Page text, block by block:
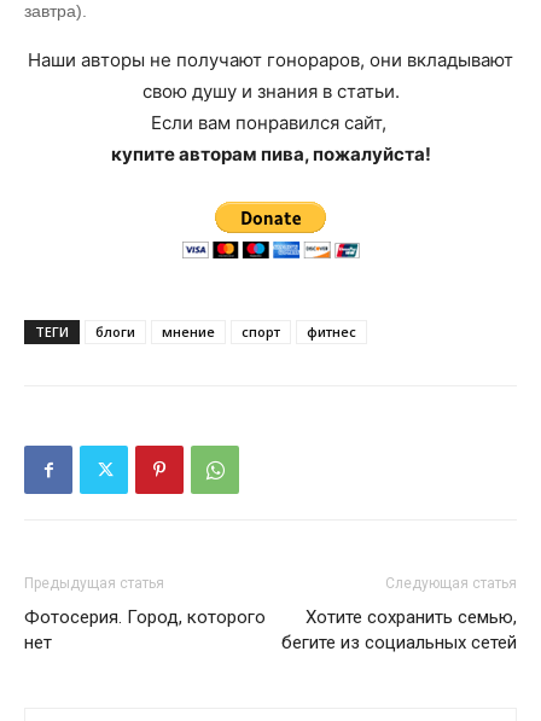
завтра).
Наши авторы не получают гонораров, они вкладывают
свою душу и знания в статьи.
Если вам понравился сайт,
купите авторам пива, пожалуйста!
ТЕГИ блоги мнение спорт фитнес
Предыдущая статья
Фотосерия. Город, которого
нет
Следующая статья
Хотите сохранить семью,
бегите из социальных сетей